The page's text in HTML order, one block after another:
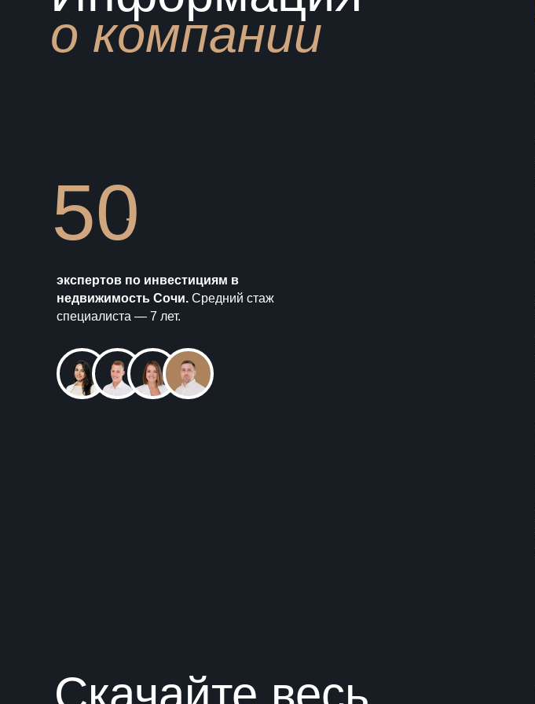
экспертов по инвестициям в
недвижимость Сочи. Средний стаж
специалиста — 7 лет.
50
+
о компании